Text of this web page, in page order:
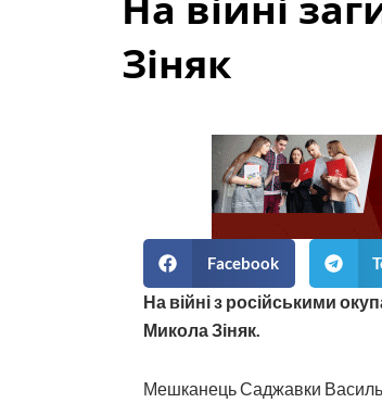
Зіняк
Facebook
На війні з російськими
Микола Зіняк.
Мешканець Саджавки Василь